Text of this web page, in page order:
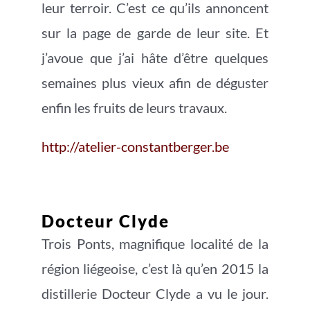
leur terroir. C’est ce qu’ils annoncent
sur la page de garde de leur site. Et
j’avoue que j’ai hâte d’être quelques
semaines plus vieux afin de déguster
enfin les fruits de leurs travaux.
http://atelier-constantberger.be
Docteur Clyde
Trois Ponts, magnifique localité de la
région liégeoise, c’est là qu’en 2015 la
distillerie Docteur Clyde a vu le jour.